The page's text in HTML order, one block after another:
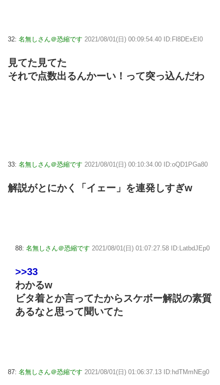
32: 名無しさん＠恐縮です 2021/08/01(日) 00:09:54.40 ID:Fl8DExEI0
見てた見てた
それで点数出るんかーい！って突っ込んだわ
33: 名無しさん＠恐縮です 2021/08/01(日) 00:10:34.00 ID:oQD1PGa80
解説がとにかく「イェー」を連発しすぎw
88: 名無しさん＠恐縮です 2021/08/01(日) 01:07:27.58 ID:LatbdJEp0
>>33
わかるw
ビタ着とか言ってたからスケボー解説の素質
あるなと思って聞いてた
87: 名無しさん＠恐縮です 2021/08/01(日) 01:06:37.13 ID:hdTMmNEg0